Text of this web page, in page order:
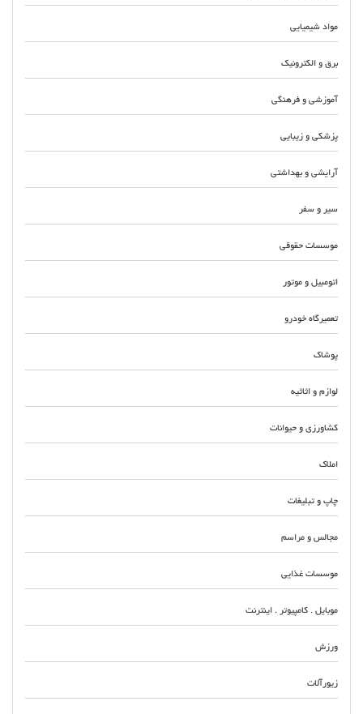
مواد شیمیایی
برق و الکترونیک
آموزشی و فرهنگی
پزشکی و زیبایی
آرایشی و بهداشتی
سیر و سفر
موسسات حقوقی
اتومبیل و موتور
تعمیرگاه خودرو
پوشاک
لوازم و اثاثیه
کشاورزی و حیوانات
املاک
چاپ و تبلیغات
مجالس و مراسم
موسسات غذایی
موبایل . کامپیوتر . اینترنت
ورزش
زیورآلات